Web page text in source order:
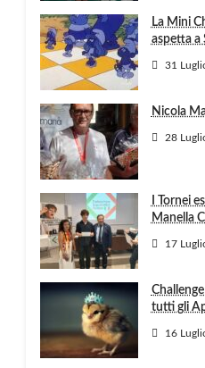
La Mini
aspetta a
31
Nicola
28
I Tornei
Manella
17
tutti gli
16